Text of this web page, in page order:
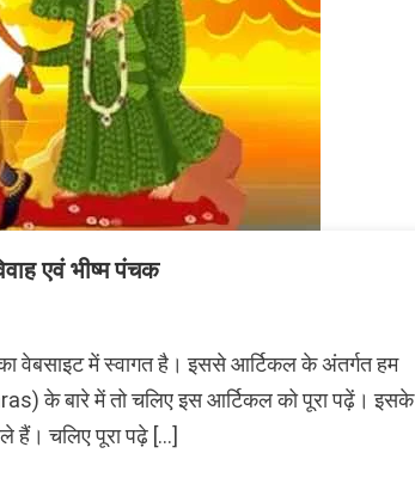
एवं भीष्म पंचक
में स्वागत है। इससे आर्टिकल के अंतर्गत हम
के बारे में तो चलिए इस आर्टिकल को पूरा पढ़ें। इसके
हैं। चलिए पूरा पढ़े […]